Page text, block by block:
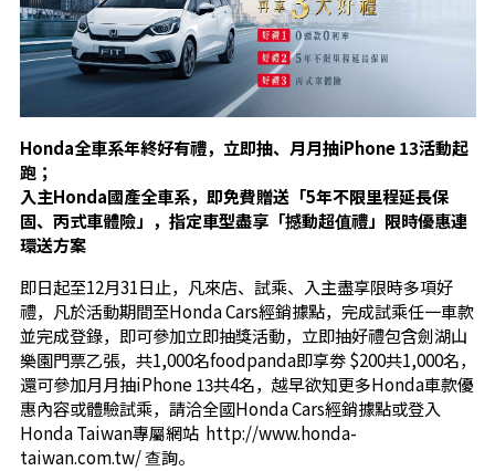
Honda全車系年終好有禮，立即抽、月月抽iPhone 13活動起
跑；
入主Honda國產全車系，即免費贈送「5年不限里程延長保
固、丙式車體險」，指定車型盡享「撼動超值禮」限時優惠連
環送方案
即日起至12月31日止，凡來店、試乘、入主盡享限時多項好
禮，凡於活動期間至Honda Cars經銷據點，完成試乘任一車款
並完成登錄，即可參加立即抽獎活動，立即抽好禮包含劍湖山
樂園門票乙張，共1,000名foodpanda即享劵 $200共1,000名，
還可參加月月抽iPhone 13共4名，越早欲知更多Honda車款優
惠內容或體驗試乘，請洽全國Honda Cars經銷據點或登入
Honda Taiwan專屬網站 http://www.honda-
taiwan.com.tw/ 查詢。